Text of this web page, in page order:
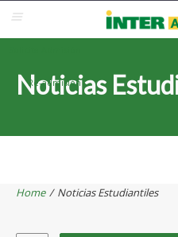
Correo Electrónico
Re-admisión
Noticias
Home / Noticias Estudiantiles